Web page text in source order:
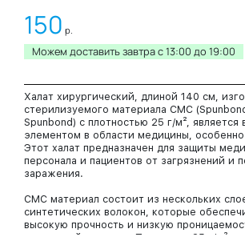
150 р.
Можем доставить завтра c 13:00 до 19:00
Халат хирургический, длиной 140 см,
стерилизуемого материала СМС
Spunbond) с плотностью 25 г/м², является
элементом в области медицины,
Этот халат предназначен для защиты
персонала и пациентов от загрязнений и
заражения.
СМС материал состоит из нескольких
синтетических волокон, которые
высокую прочность и низкую